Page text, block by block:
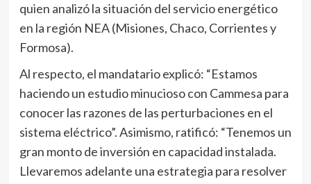
quien analizó la situación del servicio energético
en la región NEA (Misiones, Chaco, Corrientes y
Formosa).
Al respecto, el mandatario explicó: “Estamos
haciendo un estudio minucioso con Cammesa para
conocer las razones de las perturbaciones en el
sistema eléctrico”. Asimismo, ratificó: “Tenemos un
gran monto de inversión en capacidad instalada.
Llevaremos adelante una estrategia para resolver